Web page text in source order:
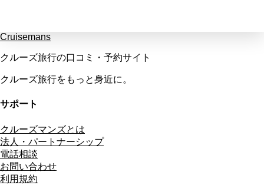
Cruisemans
クルーズ旅行の口コミ・予約サイト
クルーズ旅行をもっと身近に。
サポート
クルーズマンズとは
法人・パートナーシップ
電話相談
お問い合わせ
利用規約